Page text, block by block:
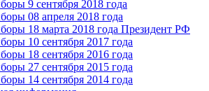
9 сентября 2018 года
08 апреля 2018 года
18 марта 2018 года Президент РФ
10 сентября 2017 года
18 сентября 2016 года
27 сентября 2015 года
14 сентября 2014 года